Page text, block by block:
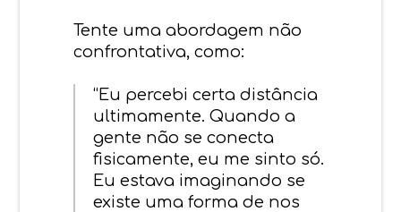
Tente uma abordagem não
confrontativa, como:
“Eu percebi certa distância
ultimamente. Quando a
gente não se conecta
fisicamente, eu me sinto só.
Eu estava imaginando se
existe uma forma de nos